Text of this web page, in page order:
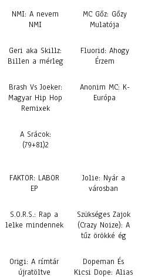
NMI: A nevem
NMI
MC Gőz: Gőzy
Mulatója
Geri aka Skillz:
Billen a mérleg
Fluorid: Ahogy
Érzem
Brash Vs Joeker:
Magyar Hip Hop
Remixek
Anonim MC: K-
Európa
A Srácok:
(79+81)2
FAKTOR: LABOR
EP
Jolie: Nyár a
városban
S.O.R.S.: Rap a
lelke mindennek
Szükséges Zajok
(Crazy Noize): A
tűz örökké ég
Origi: A rímtár
újratöltve
Dopeman És
Kicsi Dope: Alias